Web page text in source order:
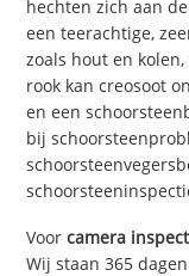
hechten zich aan
een teerachtige,
zoals hout en
rook kan creosoot
en een
bij
Voorcamera
Wij staan 365